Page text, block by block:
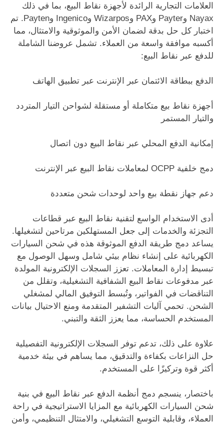
العلامات التجارية الرائدة لأجهزة نقاط البيع، بما في ذلك
Nayax وPayter وPAX وWizarpos وIngenico وPayten. تم
اختبار كل حل بدقة لضمان الأمن والموثوقية والامتثال، مما
أكسبه موافقة واسعة من العملاء. تشمل عروضنا الشاملة
للدفع عبر نقاط البيع:
الدفع ببطاقة الائتمان عبر الإنترنت عبر تطبيق الهاتف
أجهزة نقاط بيع متكاملة أو مستقلة لشواحن التيار المتردد
والتيار المستمر
إمكانية الدفع المحلي عبر نقاط البيع دون اتصال
دمج خلفية OCPP لمعاملات نقاط البيع عبر الإنترنت
دعم جهاز نقطة بيع واحد لوحدات شحن متعددة
أدى الاستخدام الواسع لتقنية نقاط البيع عبر قطاعات
التجزئة والخدمات إلى جعل المستهلكين مرتاحين لتشغيلها.
يساعد دمج طريقة الدفع الموثوقة هذه في شحن السيارات
الكهربائية على إنشاء نظام بيئي شامل وسهل الوصول مع
تبسيط إدارة المعاملات. تعزز السجلات الإلكترونية المولدة
عبر مدفوعات نقاط البيع الشفافية التشغيلية، وتقلل من
التناقضات في الفواتير، وتُبسط التوفيق المالي لمشغلي
الشحن. تحمي آليات التشفير المتقدمة ومنع الاحتيال بيانات
المستخدم الحساسة، مما يعزز الثقة والتبني.
علاوة على ذلك، تدعم توفر السجلات الإلكترونية التفصيلية
حل النزاعات بكفاءة والتدقيق، مما يساهم في بيئة خدمية
أكثر قوة وتركيزًا على المستخدم.
باختصار، ينسجم دمج أنظمة الدفع عبر نقاط البيع في بنية
شحن السيارات الكهربائية مع المزايا الاستراتيجية في راحة
العملاء، وقابلية التوسع التشغيلي، والامتثال التنظيمي، وأمن